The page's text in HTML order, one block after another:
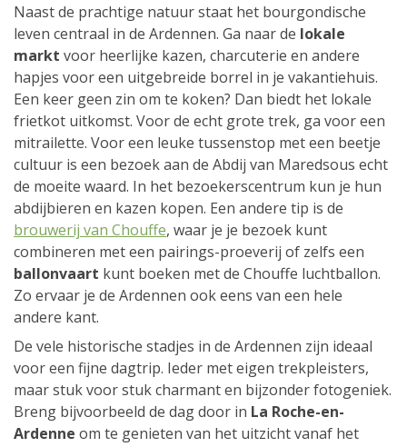
Naast de prachtige natuur staat het bourgondische
leven centraal in de Ardennen. Ga naar de lokale
markt voor heerlijke kazen, charcuterie en andere
hapjes voor een uitgebreide borrel in je vakantiehuis.
Een keer geen zin om te koken? Dan biedt het lokale
frietkot uitkomst. Voor de echt grote trek, ga voor een
mitrailette. Voor een leuke tussenstop met een beetje
cultuur is een bezoek aan de Abdij van Maredsous echt
de moeite waard. In het bezoekerscentrum kun je hun
abdijbieren en kazen kopen. Een andere tip is de
brouwerij van Chouffe, waar je je bezoek kunt
combineren met een pairings-proeverij of zelfs een
ballonvaart kunt boeken met de Chouffe luchtballon.
Zo ervaar je de Ardennen ook eens van een hele
andere kant.
De vele historische stadjes in de Ardennen zijn ideaal
voor een fijne dagtrip. Ieder met eigen trekpleisters,
maar stuk voor stuk charmant en bijzonder fotogeniek.
Breng bijvoorbeeld de dag door in La Roche-en-
Ardenne om te genieten van het uitzicht vanaf het